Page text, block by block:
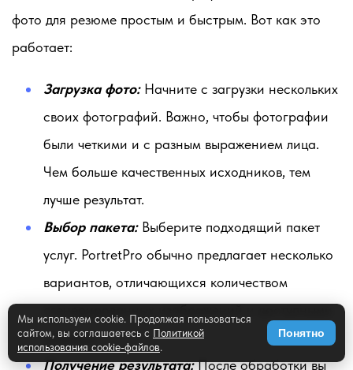
фото для резюме простым и быстрым. Вот как это
работает:
Загрузка фото:Начните с загрузки нескольких
своих фотографий. Важно, чтобы фотографии
были четкими и с разным выражением лица.
Чем больше качественных исходников, тем
лучше результат.
Выбор пакета:Выберите подходящий пакет
услуг. PortretPro обычно предлагает несколько
вариантов, отличающихся количеством
сгенерированных изображений и доступными
опциями.
Получение результата:После обработки вы
Мы используем cookie. Продолжая пользоваться
сайтом, вы соглашаетесь с Политикой
использования cookie-файлов.
Понятно